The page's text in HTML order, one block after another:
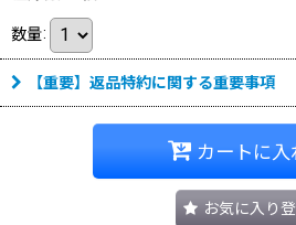
数量:
【重要】返品特約に関する重要事項
カートに入
お気に入り